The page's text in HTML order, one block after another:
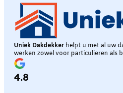
Uniek Dakdekker helpt u met al uw
werken zowel voor particulieren als
4.8